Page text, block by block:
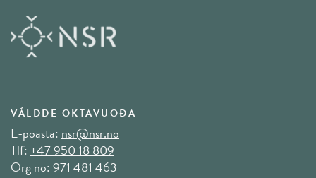
VÁLDDE OKTAVUOĐA
E-poasta:nsr@nsr.no
Tlf:+47 950 18 809
Org no: 971 481 463